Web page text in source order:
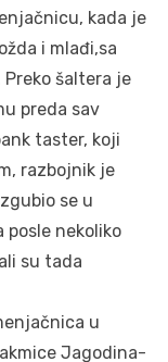
kada je
i mlađi,sa
šaltera je
preda sav
taster, koji
razbojnik je
se u
nekoliko
su tada
u
Jagodina-